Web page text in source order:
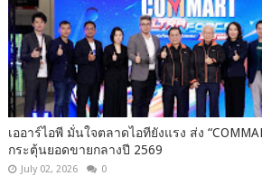
เออาร์ไอพี มั่นใจตลาดไอทียังแรง ส่ง
กระตุ้นยอดขายกลางปี 2569
July 02, 2026 0